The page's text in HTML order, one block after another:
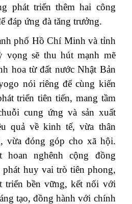
phát triển thêm hai công
đáp ứng đà tăng trưởng.
phố Hồ Chí Minh và tỉnh
vọng sẽ thu hút mạnh mẽ
hoa từ đất nước Nhật Bản
nói riêng để cùng kiến
triển tiên tiến, mang tầm
cung ứng và sản xuất
quả về kinh tế, vừa thân
vừa đóng góp cho xã hội.
hoan nghênh cộng đồng
huy vai trò tiên phong,
triển bền vững, kết nối với
tạo, đồng hành với chính